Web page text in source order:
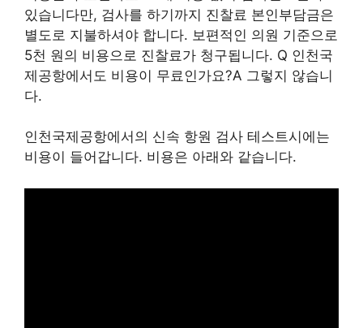
있습니다만, 검사를 하기까지 진찰료 본인부담금은
별도로 지불하셔야 합니다. 보편적인 의원 기준으로
5천 원의 비용으로 진찰료가 청구됩니다. Q 인천국
제공항에서도 비용이 무료인가요?A 그렇지 않습니
다.
인천국제공항에서의 신속 항원 검사 테스트시에는
비용이 들어갑니다. 비용은 아래와 같습니다.